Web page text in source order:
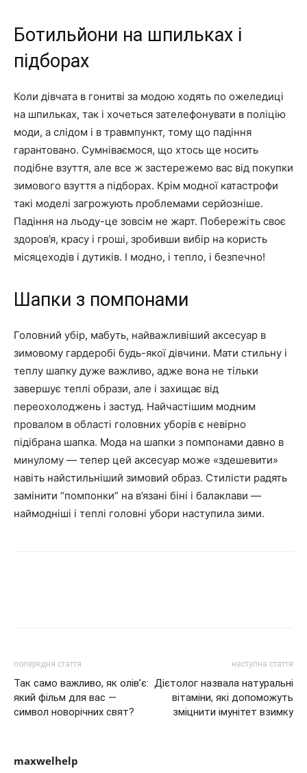
Ботильйони на шпильках і
підборах
Коли дівчата в гонитві за модою ходять по ожеледиці
на шпильках, так і хочеться зателефонувати в поліцію
моди, а слідом і в травмпункт, тому що падіння
гарантовано. Сумніваємося, що хтось ще носить
подібне взуття, але все ж застережемо вас від покупки
зимового взуття а підборах. Крім модної катастрофи
такі моделі загрожують проблемами серйозніше.
Падіння на льоду-це зовсім не жарт. Побережіть своє
здоров’я, красу і гроші, зробивши вибір на користь
місяцеходів і дутиків. І модно, і тепло, і безпечно!
Шапки з помпонами
Головний убір, мабуть, найважливіший аксесуар в
зимовому гардеробі будь-якої дівчини. Мати стильну і
теплу шапку дуже важливо, адже вона не тільки
завершує теплі образи, але і захищає від
переохолоджень і застуд. Найчастішим модним
провалом в області головних уборів є невірно
підібрана шапка. Мода на шапки з помпонами давно в
минулому — тепер цей аксесуар може «здешевити»
навіть найстильніший зимовий образ. Стилісти радять
замінити “помпонки” на в’язані біні і балаклави —
наймодніші і теплі головні убори наступила зими.
попередня стаття
Так само важливо, як олів’є:
який фільм для вас —
символ новорічних свят?
наступна стаття
Дієтолог назвала натуральні
вітаміни, які допоможуть
зміцнити імунітет взимку
maxwelhelp